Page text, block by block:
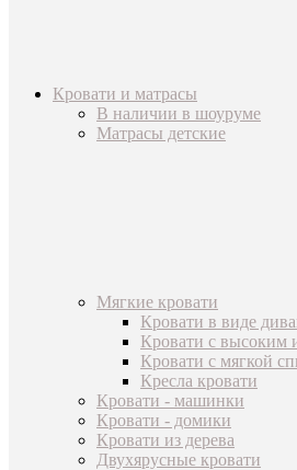
Кровати и матрасы
В наличии в шоуруме
Матрасы детские
Мягкие кровати
Кровати в виде
Кровати с высоким
Кровати с мягкой
Кресла кровати
Кровати - машинки
Кровати - домики
Кровати из дерева
Двухярусные кровати